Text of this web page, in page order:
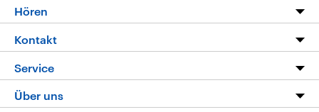
Die Nachrichten
Nachrichtenleicht
Neue Beiträge auf dlf.de
Hören
Livestream
Podcasts
Deutschlandfunk App
Kontakt
Service
FAQ
Über uns